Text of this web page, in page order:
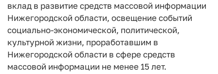
вклад в развитие средств массовой информации
Нижегородской области, освещение событий
социально-экономической, политической,
культурной жизни, проработавшим в
Нижегородской области в сфере средств
массовой информации не менее 15 лет.